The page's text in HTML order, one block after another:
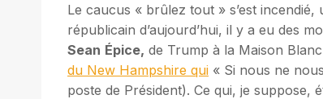
Le caucus « brûlez tout » s’est
républicain d’aujourd’hui, il y a eu des
Sean Épice, de Trump à la Maison
du New Hampshire qui « Si nous ne
poste de Président). Ce qui, je suppose,